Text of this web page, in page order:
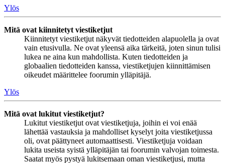
Ylös
Mitä ovat kiinnitetyt viestiketjut
Kiinnitetyt viestiketjut näkyvät tiedotteiden alapuolella ja ovat
vain etusivulla. Ne ovat yleensä aika tärkeitä, joten sinun tulisi
lukea ne aina kun mahdollista. Kuten tiedotteiden ja
globaalien tiedotteiden kanssa, viestiketjujen kiinnittämisen
oikeudet määrittelee foorumin ylläpitäjä.
Ylös
Mitä ovat lukitut viestiketjut?
Lukitut viestiketjut ovat viestiketjuja, joihin ei voi enää
lähettää vastauksia ja mahdolliset kyselyt joita viestiketjussa
oli, ovat päättyneet automaattisesti. Viestiketjuja voidaan
lukita useista syistä ylläpitäjän tai foorumin valvojan toimesta.
Saatat myös pystyä lukitsemaan oman viestiketjusi, mutta